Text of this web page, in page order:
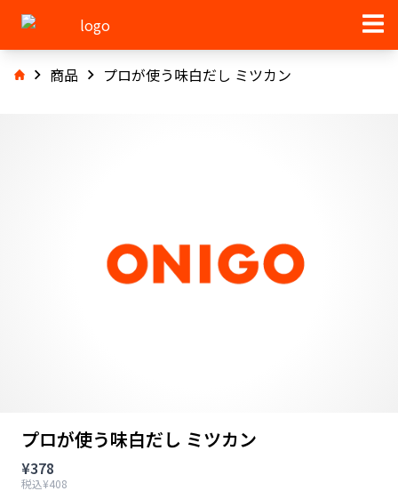
商品 プロが使う味白だし ミツカン
プロが使う味白だし ミツカン
¥378
税込¥408